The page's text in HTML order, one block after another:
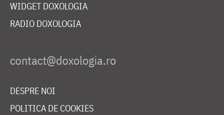
WIDGET DOXOLOGIA
RADIO DOXOLOGIA
DESPRE NOI
POLITICA DE COOKIES